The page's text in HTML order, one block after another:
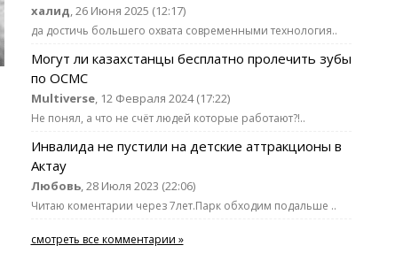
халид, 26 Июня 2025 (12:17)
да достичь большего охвата современными технология..
Могут ли казахстанцы бесплатно пролечить зубы
по ОСМС
Multiverse, 12 Февраля 2024 (17:22)
Не понял, а что не счёт людей которые работают?!..
Инвалида не пустили на детские аттракционы в
Актау
Любовь, 28 Июля 2023 (22:06)
Читаю коментарии через 7лет.Парк обходим подальше ..
смотреть все комментарии »